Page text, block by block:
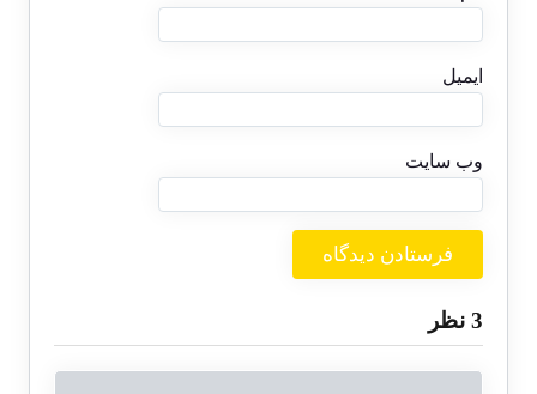
ایمیل
وب‌ سایت
‫3 نظر